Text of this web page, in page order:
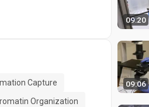
Capture
Organization
09:20
09:06